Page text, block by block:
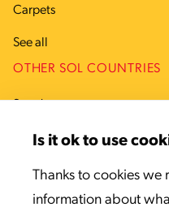
Is it ok to use
Thanks to cookies we
information about
Carpets
See all
OTHER SOL COUNTRIES
Denmark
Estonia
Latvia